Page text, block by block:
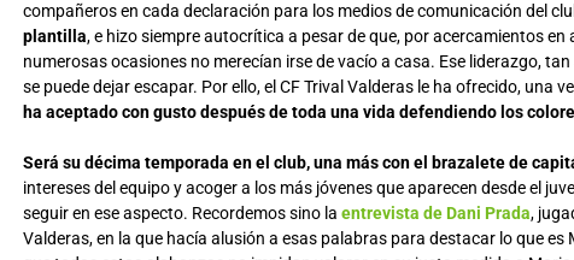
compañeros en cada declaración para los medios de comunicación del
plantilla, e hizo siempre autocrítica a pesar de que, por acercamientos en
numerosas ocasiones no merecían irse de vacío a casa. Ese liderazgo,
se puede dejar escapar. Por ello, el CF Trival Valderas le ha ofrecido, una
ha aceptado con gusto después de toda una vida defendiendo los
Será su décima temporada en el club, una más con el brazalete de
intereses del equipo y acoger a los más jóvenes que aparecen desde el
seguir en ese aspecto. Recordemos sino la entrevista de Dani Prada,
Valderas, en la que hacía alusión a esas palabras para destacar lo que es